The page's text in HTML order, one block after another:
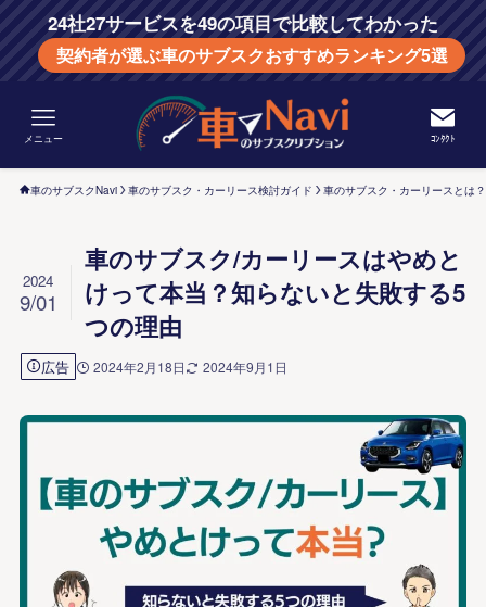
24社27サービスを49の項目で比較してわかった
契約者が選ぶ車のサブスクおすすめランキング5選
ｺﾝﾀｸﾄ
メニュー
車のサブスクNavi 車のサブスク・カーリース検討ガイド 車のサブスク・カーリースとは？
車のサブスク/カーリースはやめと
けって本当？知らないと失敗する5
つの理由
2024
9/01
広告 2024年2月18日 2024年9月1日